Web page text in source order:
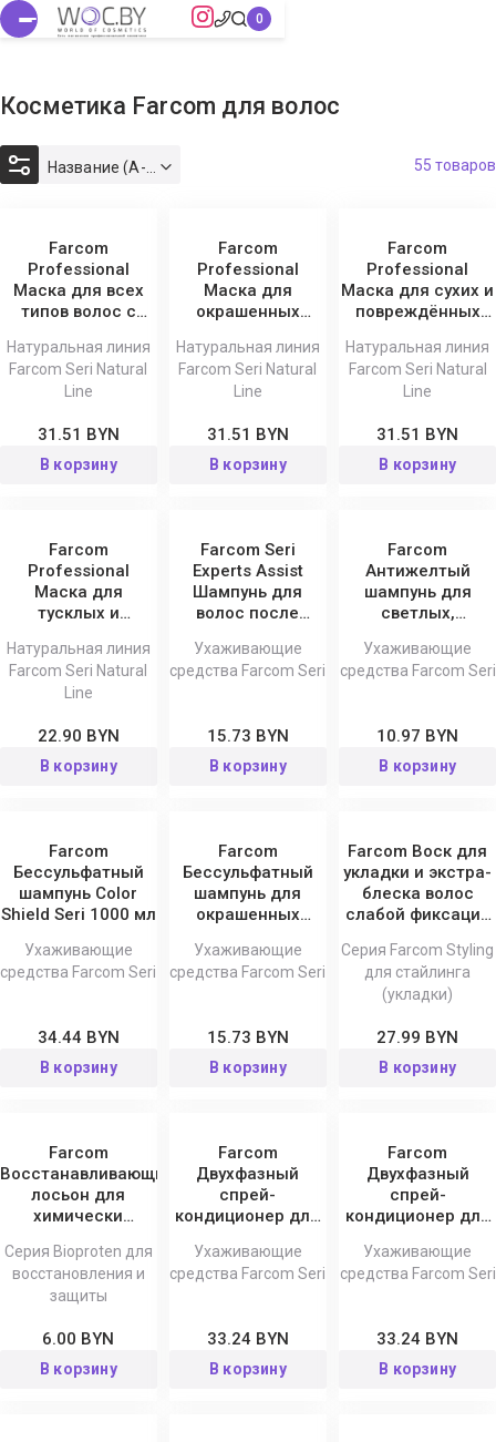
Косметика Farcom для волос
55 товаров
Farcom
Professional
Маска для всех
типов волос с
имбиря и зеленого
чая Seri Natural
Line, 1000 мл
Натуральная линия
Farcom Seri Natural
Line
31.51 BYN
В корзину
Farcom
Professional
Маска для
окрашенных
экстрактами
гибискуса и
винограда Seri
мл
Натуральная линия
Farcom Seri Natural
Line
31.51 BYN
В корзину
Farcom
Professional
Маска для сухих и
повреждённых
миндалем Seri
Natural Line, 1000
мл
Натуральная линия
Farcom Seri Natural
Line
31.51 BYN
В корзину
Farcom
Professional
Маска для
тусклых и
волос с
аргановым
маслом Seri
мл
Натуральная линия
Farcom Seri Natural
Line
22.90 BYN
В корзину
Farcom Seri
Experts Assist
Шампунь для
волос после
химической
обработки и
Ухаживающие
средства Farcom Seri
15.73 BYN
В корзину
Farcom
Антижелтый
шампунь для
светлых,
седых волос Silver
Fix Seri 300 мл
Ухаживающие
средства Farcom Seri
10.97 BYN
В корзину
Farcom
Бессульфатный
шампунь Color
Shield Seri 1000 мл
Ухаживающие
средства Farcom Seri
34.44 BYN
В корзину
Farcom
Бессульфатный
шампунь для
окрашенных
Seri 300 мл
Ухаживающие
средства Farcom Seri
15.73 BYN
В корзину
Farcom Воск для
укладки и экстра-
блеска волос
слабой фиксации
Серия Farcom Styling
для стайлинга
(укладки)
27.99 BYN
В корзину
Farcom
Восстанавливающий
лосьон для
химически
окрашенных
волос Bioproten
Seri
Серия Bioproten для
восстановления и
защиты
6.00 BYN
В корзину
Farcom
Двухфазный
спрей-
кондиционер для
Ultimate Revival
Seri 300 мл
Ухаживающие
средства Farcom Seri
33.24 BYN
В корзину
Farcom
Двухфазный
спрей-
кондиционер для
волос Color Shield
Seri 300 мл
Ухаживающие
средства Farcom Seri
33.24 BYN
В корзину